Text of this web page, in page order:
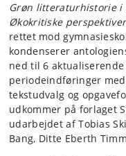
Grøn litteraturhistorie i
Økokritiske
rettet mod
kondenserer
ned til 6 aktualiserende
periodeindføringer
tekstudvalg og
udkommer på forlaget
udarbejdet af Tobias
Bang, Ditte Eberth